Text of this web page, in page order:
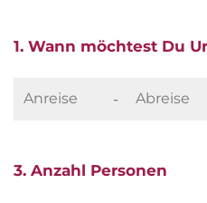
1. Wann möchtest Du
-
3. Anzahl Personen